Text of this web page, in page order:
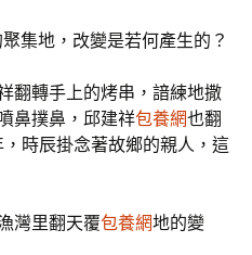
集地，改變是若何產生的？
翻轉手上的烤串，諳練地撒
鼻撲鼻，邱建祥包養網也翻
時辰掛念著故鄉的親人，這
灣里翻天覆包養網地的變